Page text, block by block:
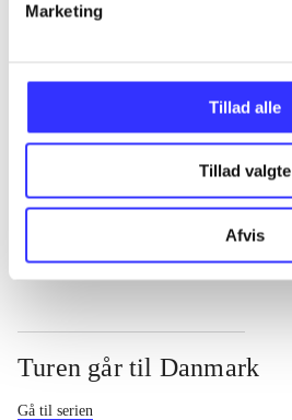
Marketing
Tillad alle
Tillad valgte
Afvis
...
...
Turen går til Danmark
Gå til serien